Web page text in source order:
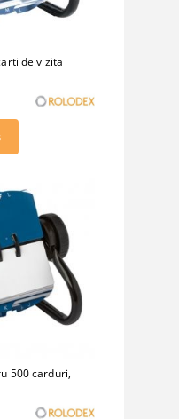
de vizita
500 carduri,